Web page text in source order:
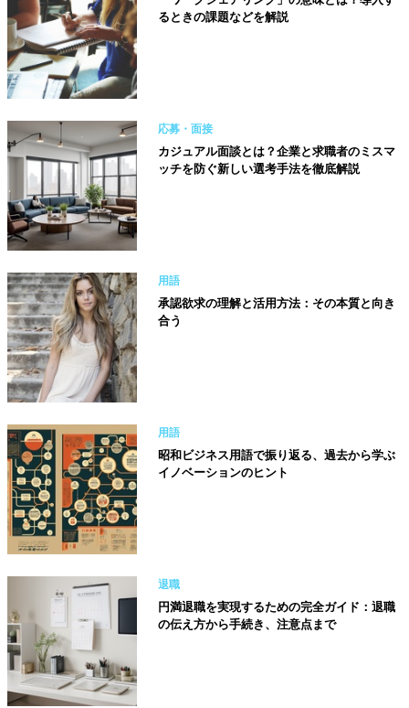
るときの課題などを解説
応募・面接
カジュアル面談とは？企業と求職者のミスマ
ッチを防ぐ新しい選考手法を徹底解説
用語
承認欲求の理解と活用方法：その本質と向き
合う
用語
昭和ビジネス用語で振り返る、過去から学ぶ
イノベーションのヒント
退職
円満退職を実現するための完全ガイド：退職
の伝え方から手続き、注意点まで